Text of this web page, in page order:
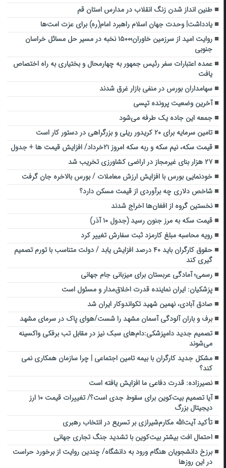
طنین انداز شدن زنگ انقلاب در مدارس استان قم
یادداشت| وحدت جهان اسلام راهبرد امام(ره) برای عزت امت‌ها
روایت امید از سرزمین خاوران؛۱۵۰۰ نخبه در مسیر حل مسائل خراسان
جنوبی
عمده اعتبارات سفر رئیس جمهور به چهارمحال و بختیاری به راه اختصاص
یافت
سهامداران بورس در منفی بازار غرق شدند
آخرین وضعیت پرونده تپسی
جمعه این جاده یک طرفه می‌شود
تامین سرمایه برای ۲۰ کریدور ریلی و بزرگراهی در دستور کار است
قیمت سکه، نیم سکه و ربه سکه امروز ۲۱خرداد/ افزایش قیمت ها + جدول
۲۷ هزار بنای غیرمجاز در اراضی کشاورزی تخریب شد
خودنمایی بورس با افزایش ارزش معاملات / بورس بالاخره جان گرفت
شاخص دلاری چه برآوردی از قیمت مسکن دارد؟
نخستین گروه از افغان‌ها اخراج شدند
قیمت سکه به مرز جنون رسید (جدول ۱۰ آذر)
رویه محاسبه مبلغ کارمزد ثبت سفارش تغییر کرد
حقوق کارگران باید ۴۰ درصد افزایش یابد / دولت متناسب با تورم تصمیم
گیری کند
رسمی؛ آمادگی عربستان برای میزبانی جام جهانی
پزشکیان: ایران نماینده قدرت اخلاق‌مدار و مسئول است
صادق آبادى، نهمین شهید تکواندوکار ایران شد
برف و باران آلودگی آسمان مشهد را شست/هوای پاک در سرمای مشهد
تصمیم جدید دامپزشکی:دام‌های سبک نیز در مقابل تب برفکی واکسینه
می‌شوند
مشکل جدید کارگران با بیمه تامین اجتماعی | چرا سازمان همکاری نمی
کند؟
نصیرزاده: قدرت دفاعی ما افزایش یافته است
آیا تصمیم بیت‌کوین برای سقوط جدی است؟/ تغییرات قیمت ۱۰ ارز
دیجیتال بزرگ
تأکید آیت‌الله مکارم‌شیرازی بر تسریع در انتخاب رهبری
احتمال افت بیشتر بیت‌کوین با تشدید جنگ تجاری جهانی
برزخ دانشجویان هنگام ورود به دانشگاه/ چندین روایت از برخورد حراست
در این روزها